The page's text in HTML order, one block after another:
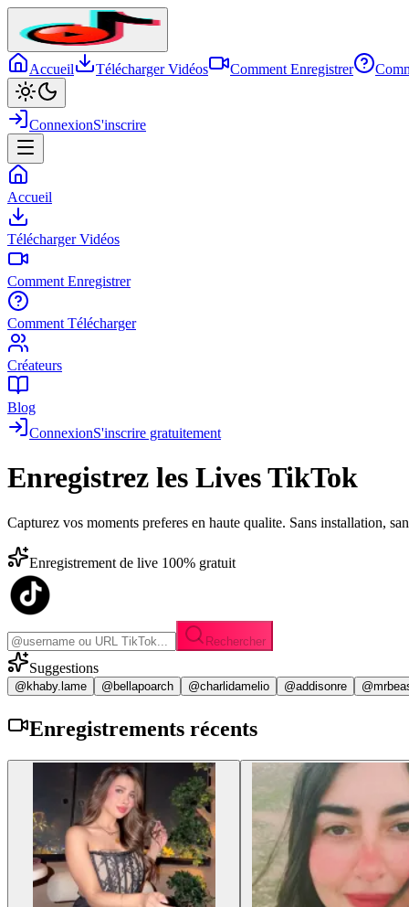
Accueil Télécharger Vidéos Comment Enregistrer
ConnexionS'inscrire
Accueil
Télécharger Vidéos
Comment Enregistrer
Comment Télécharger
Créateurs
Blog
ConnexionS'inscrire gratuitement
Enregistrez les Lives TikTok
Capturez vos moments preferes en haute qualite. Sans installation,
Enregistrement de live 100% gratuit
Rechercher
Suggestions
@khaby.lame @bellapoarch @charlidamelio @addisonre
Enregistrements récents